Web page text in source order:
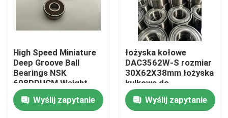
Dom
High Speed Miniature
Deep Groove Ball
Bearings NSK
608DDUCM Weight
0.012kgs Origin Japan
Size 8*22*7mm
Wyślij zapytanie
łożyska kołowe
DAC3562W-S rozmiar
30X62X38mm łożyska
kulkowe do
samochodów w
magazynieWyślij zapytanie